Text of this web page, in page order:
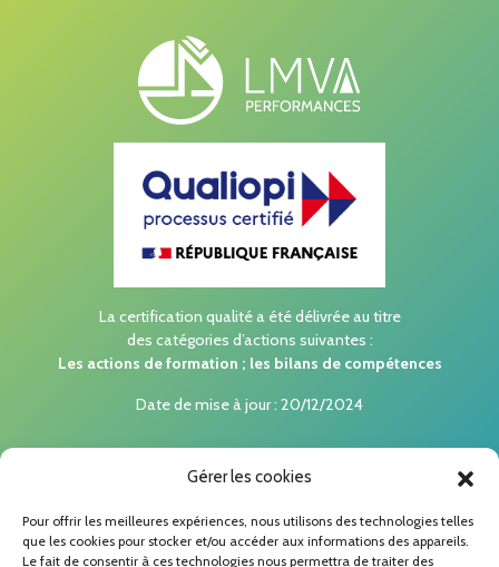
Gérer les cookies
Pour offrir les meilleures expériences, nous utilisons des technologies telles
que les cookies pour stocker et/ou accéder aux informations des appareils.
Le fait de consentir à ces technologies nous permettra de traiter des
La certification qualité a été délivrée au titre
des catégories d’actions suivantes :
Les actions de formation ; les bilans de compétences
Date de mise à jour : 20/12/2024